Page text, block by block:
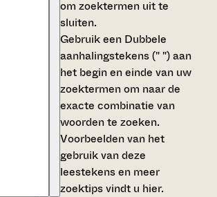
om zoektermen uit te
sluiten.
Gebruik een Dubbele
aanhalingstekens (" ")aan
het begin en einde van uw
zoektermen om naar de
exacte combinatie van
woorden te zoeken.
Voorbeelden van het
gebruik van deze
leestekens en meer
zoektips vindt u hier.